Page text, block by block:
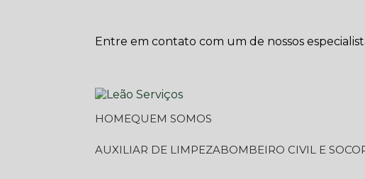
Entre em contato com um de nossos
HOME
QUEM SOMOS
AUXILIAR DE LIMPEZA
BOMBEIRO CIVIL E